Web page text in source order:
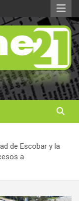
de Escobar y la
a